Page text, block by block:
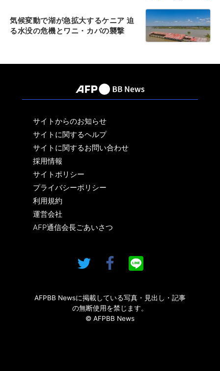
気候変動で湖が急拡大するケニア 迫
る水没の危機とワニ・カバの襲撃
サイトからのお知らせ
サイトに関するヘルプ
サイトに関するお問い合わせ
採用情報
サイトポリシー
プライバシーポリシー
利用規約
運営会社
AFP通信会長ごあいさつ
AFPBB Newsに掲載している写真・見出し・記事
の無断使用を禁じます。
© AFPBB News